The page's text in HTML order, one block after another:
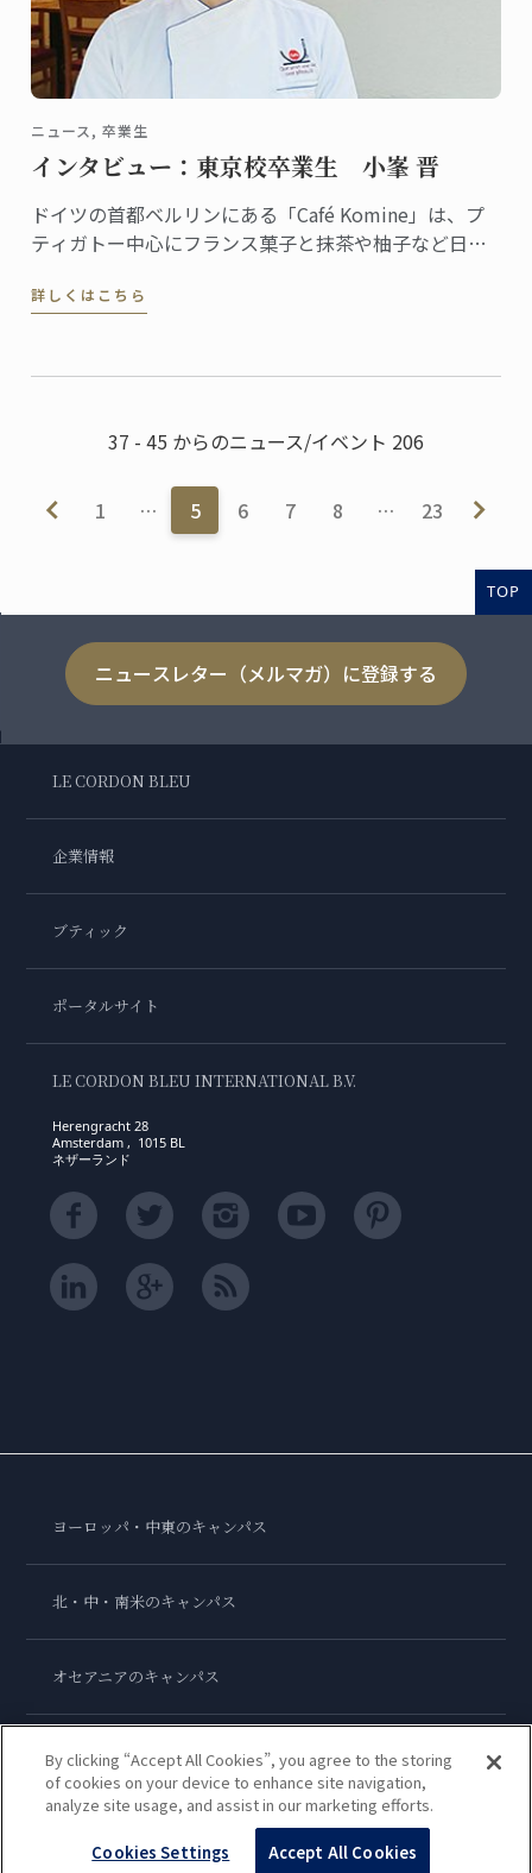
ニュース, 卒業生
インタビュー：東京校卒業生 小峯 晋
ドイツの首都ベルリンにある「Café Komine」は、プ
ティガトー中心にフランス菓子と抹茶や柚子など日本
で評判のカフェ。オーナーパティシエの小峯晋さん
詳しくはこちら
37 - 45 からのニュース/イベント 206
1 … 5 6 7 8 … 23
TOP
ニュースレター（メルマガ）に登録する
LE CORDON BLEU
企業情報
ブティック
ポータルサイト
LE CORDON BLEU INTERNATIONAL B.V.
Herengracht 28
Amsterdam , 1015 BL
ネザーランド
ヨーロッパ・中東のキャンパス
北・中・南米のキャンパス
オセアニアのキャンパス
アジアのキャンパス
ル・コルドン・ブルー・インターナショナル
By clicking “Accept All Cookies”, you agree to the storing
of cookies on your device to enhance site navigation,
analyze site usage, and assist in our marketing efforts.
Cookies Settings Accept All Cookies